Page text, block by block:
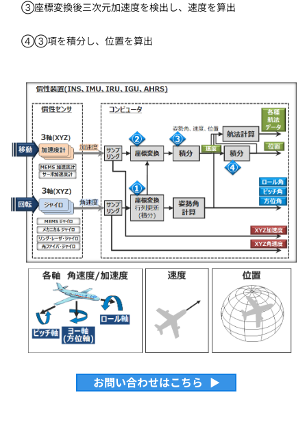
③座標変換後三次元加速度を検出し、速度を算出
④③項を積分し、位置を算出
お問い合わせはこちら